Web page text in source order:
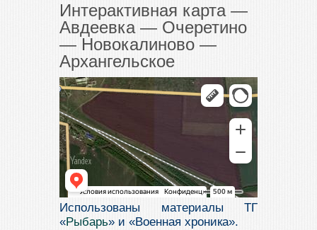
Интерактивная карта —
Авдеевка — Очеретино
— Новокалиново —
Архангельское
Яндекс Карты
Яндекс Карты
Использованы материалы ТГ
«Рыбарь» и «Военная хроника».